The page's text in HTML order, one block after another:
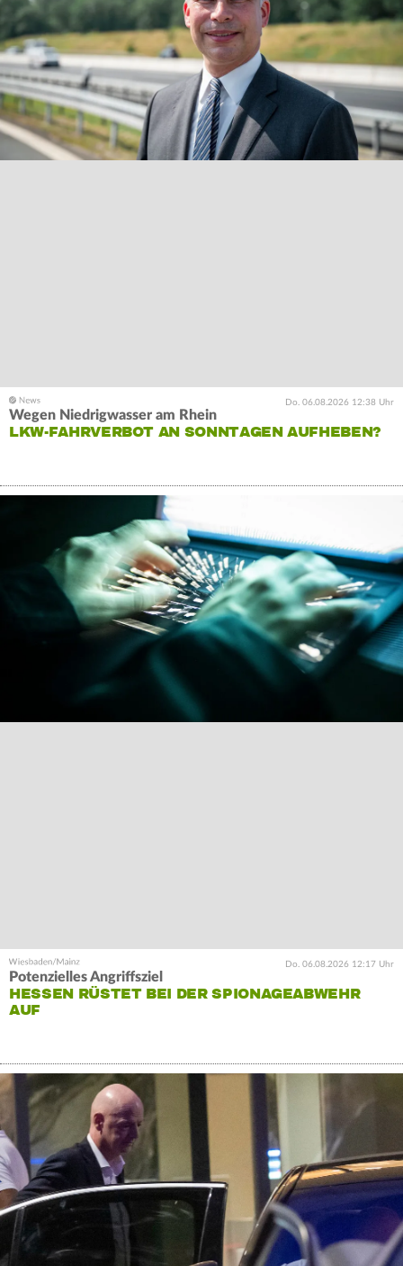
Do. 06.08.2026 12:38 Uhr
Wegen Niedrigwasser am Rhein
LKW-FAHRVERBOT AN SONNTAGEN AUFHEBEN?
Do. 06.08.2026 12:17 Uhr
Potenzielles Angriffsziel
HESSEN RÜSTET BEI DER SPIONAGEABWEHR
AUF